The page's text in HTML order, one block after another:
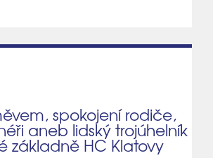
spokojení rodiče,
aneb lidský trojúhelník
základně HC Klatovy